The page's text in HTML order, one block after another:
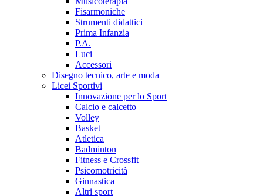
Fisarmoniche
Strumenti didattici
Prima Infanzia
P.A.
Luci
Accessori
Disegno tecnico, arte e moda
Licei Sportivi
Innovazione per lo Sport
Calcio e calcetto
Volley
Basket
Atletica
Badminton
Fitness e Crossfit
Psicomotricità
Ginnastica
Altri sport